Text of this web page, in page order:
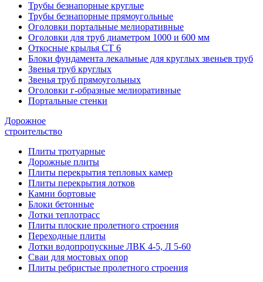
Трубы безнапорные круглые
Трубы безнапорные прямоугольные
Оголовки портальные мелиоративные
Оголовки для труб диаметром 1000 и 600 мм
Откосные крылья СТ 6
Блоки фундамента лекальные для круглых звеньев труб
Звенья труб круглых
Звенья труб прямоугольных
Оголовки г-образные мелиоративные
Портальные стенки
Дорожное
строительство
Плиты тротуарные
Дорожные плиты
Плиты перекрытия тепловых камер
Плиты перекрытия лотков
Камни бортовые
Блоки бетонные
Лотки теплотрасс
Плиты плоские пролетного строения
Переходные плиты
Лотки водопропускные ЛВК 4-5, Л 5-60
Сваи для мостовых опор
Плиты ребристые пролетного строения